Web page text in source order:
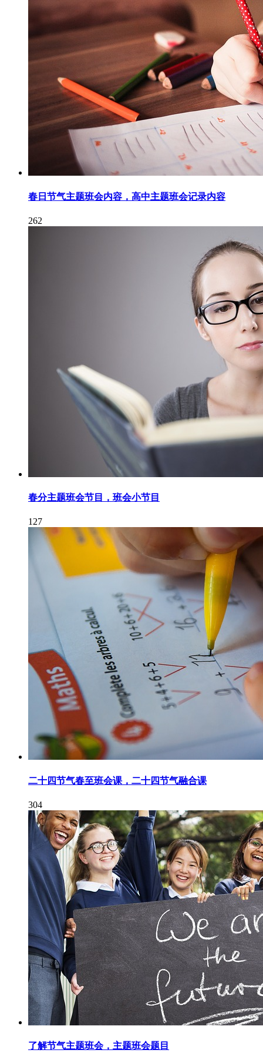
春日节气主题班会内容，高中主题班会记录内容
262
春分主题班会节目，班会小节目
127
二十四节气春至班会课，二十四节气融合课
304
了解节气主题班会，主题班会题目